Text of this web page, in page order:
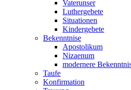
Vaterunser
Luthergebete
Situationen
Kindergebete
Bekenntnise
Apostolikum
Nizaenum
modernere
Taufe
Konfirmation